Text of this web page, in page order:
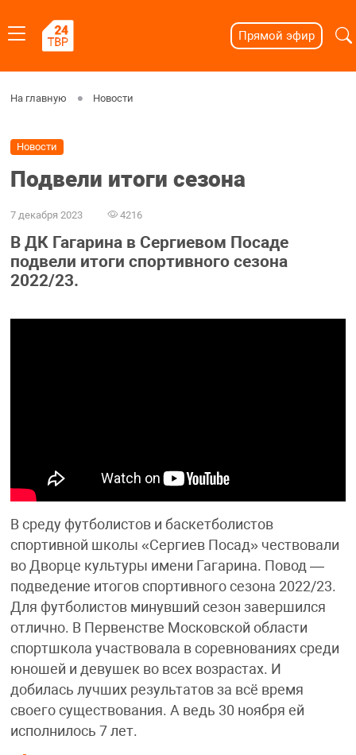
Прямой эфир
На главную Новости
Новости
Подвели итоги сезона
7 декабря 2023 4216
В ДК Гагарина в Сергиевом Посаде
подвели итоги спортивного сезона
2022/23.
В среду футболистов и баскетболистов
спортивной школы «Сергиев Посад» чествовали
во Дворце культуры имени Гагарина. Повод —
подведение итогов спортивного сезона 2022/23.
Для футболистов минувший сезон завершился
отлично. В Первенстве Московской области
спортшкола участвовала в соревнованиях среди
юношей и девушек во всех возрастах. И
добилась лучших результатов за всё время
своего существования. А ведь 30 ноября ей
исполнилось 7 лет.